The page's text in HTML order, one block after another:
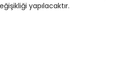
yapılacaktır.